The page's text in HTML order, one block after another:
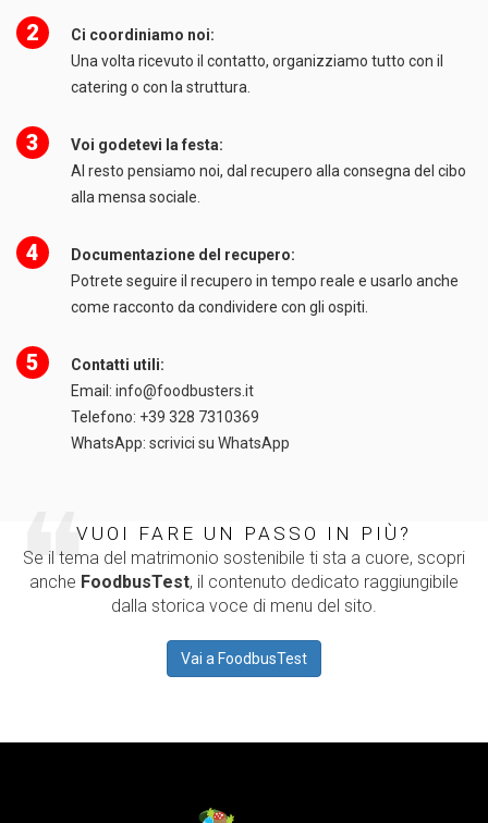
2
Ci coordiniamo noi:
Una volta ricevuto il contatto, organizziamo tutto con il
catering o con la struttura.
3
Voi godetevi la festa:
Al resto pensiamo noi, dal recupero alla consegna del cibo
alla mensa sociale.
4
Documentazione del recupero:
Potrete seguire il recupero in tempo reale e usarlo anche
come racconto da condividere con gli ospiti.
5
Contatti utili:
Email: info@foodbusters.it
Telefono: +39 328 7310369
WhatsApp: scrivici su WhatsApp
VUOI FARE UN PASSO IN PIÙ?
Se il tema del matrimonio sostenibile ti sta a cuore, scopri
anche FoodbusTest, il contenuto dedicato raggiungibile
dalla storica voce di menu del sito.
Vai a FoodbusTest